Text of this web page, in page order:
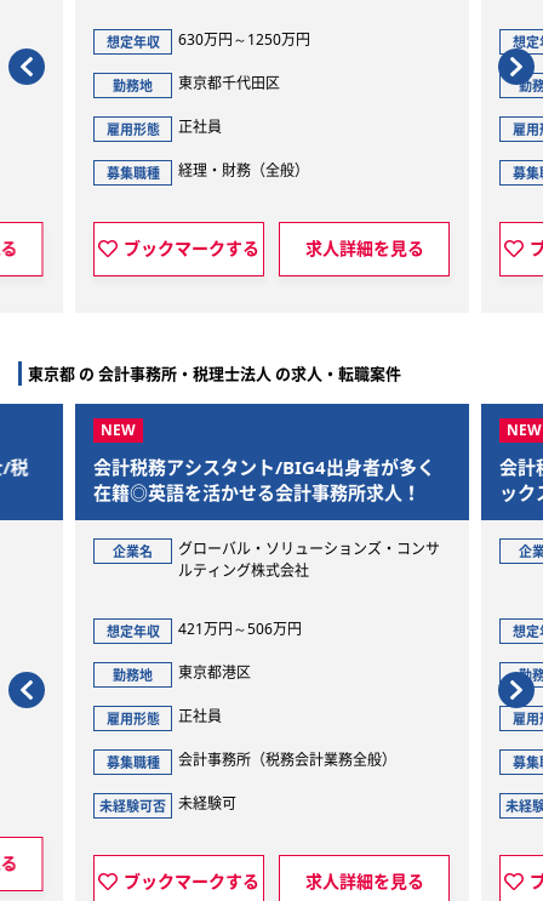
細を見る
想定年収 450万円～600万円
勤務地 東京都渋谷区
雇用形態
募集職種 経理・財務（全般）
ブックマークする 求人詳細を見る
東京都 の 会計事務所・税理士法人 の求人・転職案件
身者が多く
会計税務コンサルタント/公認会計士/フレ
ックス・リモート制あり◎
企業名
グローバル・ソリューションズ・コンサ
ルティング株式会社
想定年収 455万円～840万円
勤務地 東京都港区
雇用形態
募集職種 会計事務所（全般）
未経験可否
ブックマークする 求人詳細を見る